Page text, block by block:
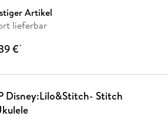
Artikel
lieferbar
€*
Disney:Lilo&Stitch- Stitch